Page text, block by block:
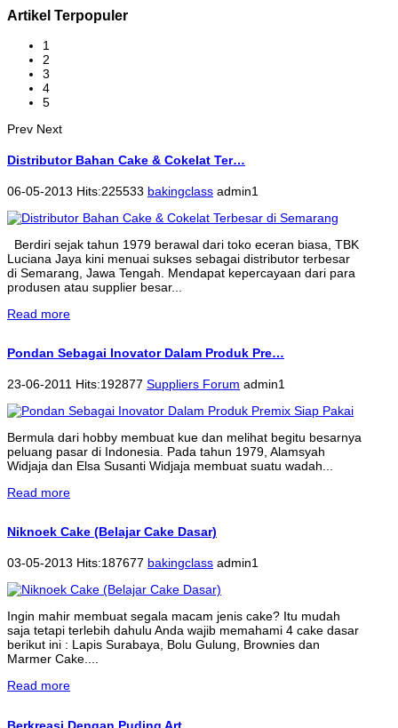
Artikel Terpopuler
1
2
3
4
5
Prev Next
Distributor Bahan Cake & Cokelat Ter…
06-05-2013 Hits:225533 bakingclass admin1
Berdiri sejak tahun 1979 berawal dari toko eceran biasa, TBK
Luciana Jaya kini menuai sukses sebagai distributor terbesar
di Semarang, Jawa Tengah. Mendapat kepercayaan dari para
produsen atau supplier besar...
Read more
Pondan Sebagai Inovator Dalam Produk Pre…
23-06-2011 Hits:192877 Suppliers Forum admin1
Bermula dari hobby membuat kue dan melihat begitu besarnya
peluang pasar di Indonesia. Pada tahun 1979, Alamsyah
Widjaja dan Elsa Susanti Widjaja membuat suatu wadah...
Read more
Niknoek Cake (Belajar Cake Dasar)
03-05-2013 Hits:187677 bakingclass admin1
Ingin mahir membuat segala macam jenis cake? Itu mudah
saja tetapi terlebih dahulu Anda wajib memahami 4 cake dasar
berikut ini : Lapis Surabaya, Bolu Gulung, Brownies dan
Marmer Cake....
Read more
Berkreasi Dengan Puding Art